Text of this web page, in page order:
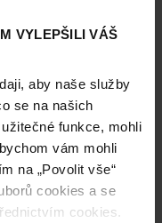
VYLEPŠILI VÁŠ
aby naše služby
se na našich
funkce, mohli
vám mohli
na „Povolit vše“
cookies a se
cookies.
svěží vůní.
čaj– verbena.
nehty a
případné